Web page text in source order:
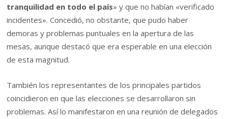
tranquilidad en todo el país» y que no habían «verificado
incidentes». Concedió, no obstante, que pudo haber
demoras y problemas puntuales en la apertura de las
mesas, aunque destacó que era esperable en una elección
de esta magnitud.
También los representantes de los principales partidos
coincidieron en que las elecciones se desarrollaron sin
problemas. Así lo manifestaron en una reunión de delegados